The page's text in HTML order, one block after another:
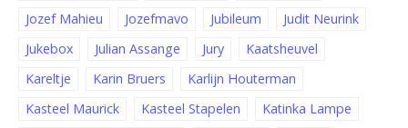
Jozef Mahieu Jozefmavo Jubileum
Judit Neurink
Jukebox
Julian Assange Jury
Kaatsheuvel
Kareltje
Karin Bruers
Karlijn Houterman
Kasteel Maurick
Kasteel Stapelen
Katinka Lampe